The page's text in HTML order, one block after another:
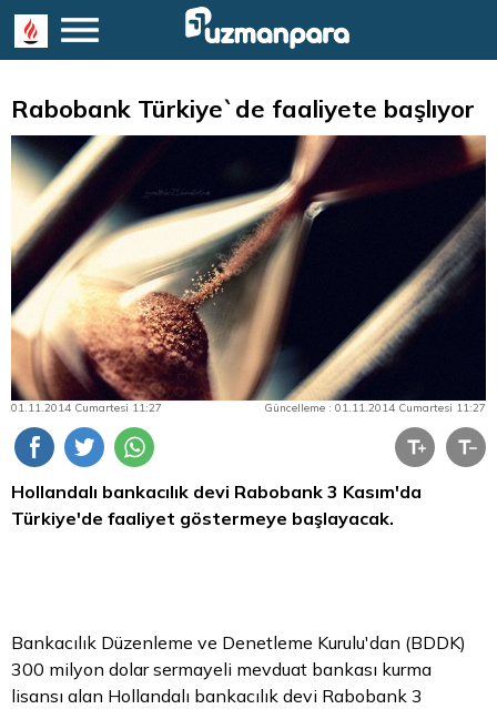
Rabobank Türkiye`de faaliyete başlıyor
01.11.2014 Cumartesi 11:27 Güncelleme : 01.11.2014 Cumartesi 11:27
Hollandalı bankacılık devi Rabobank 3 Kasım'da
Türkiye'de faaliyet göstermeye başlayacak.
Bankacılık Düzenleme ve Denetleme Kurulu'dan (BDDK)
300 milyon dolarsermayeli mevduat bankası kurma
lisansı alan Hollandalı bankacılık devi Rabobank 3